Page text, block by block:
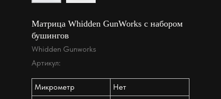
Матрица Whidden GunWorks с набором
бушингов
Whidden Gunworks
Артикул:
Микрометр
Нет